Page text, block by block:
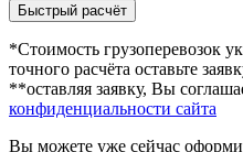
Быстрый расчёт
*Стоимость грузоперевозок
точного расчёта оставьте
**оставляя заявку, Вы
конфиденциальности сайта
Вы можете уже сейчас